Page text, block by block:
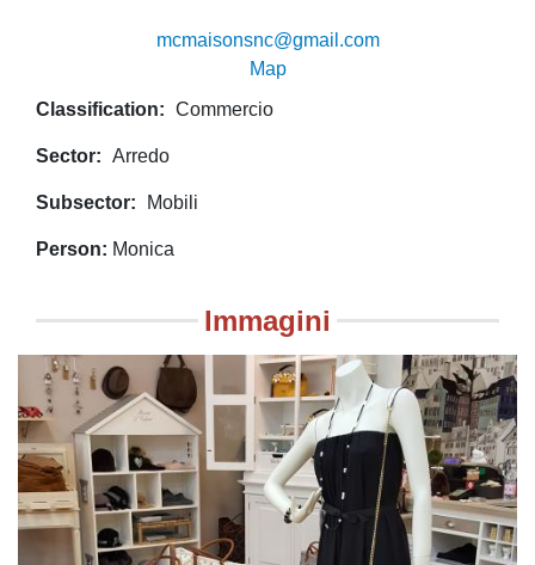
mcmaisonsnc@gmail.com
Map
Classification
Commercio
Sector Arredo
Subsector Mobili
Person Monica
Immagini